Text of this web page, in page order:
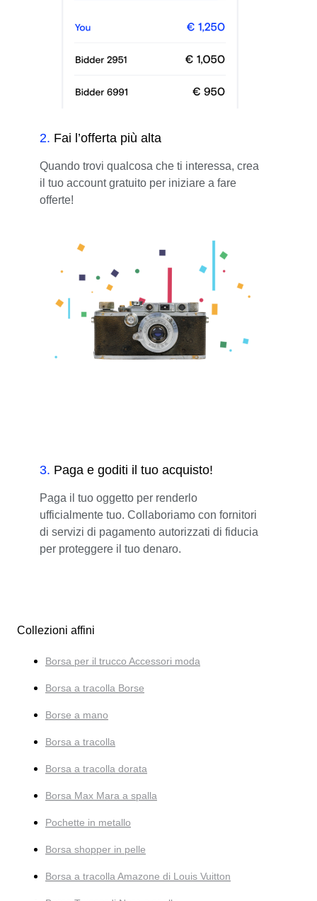
2. Fai l’offerta più alta
Quando trovi qualcosa che ti interessa, crea
il tuo account gratuito per iniziare a fare
offerte!
3. Paga e goditi il tuo acquisto!
Paga il tuo oggetto per renderlo
ufficialmente tuo. Collaboriamo con fornitori
di servizi di pagamento autorizzati di fiducia
per proteggere il tuo denaro.
Collezioni affini
Borsa per il trucco Accessori moda
Borsa a tracolla Borse
Borse a mano
Borsa a tracolla
Borsa a tracolla dorata
Borsa Max Mara a spalla
Pochette in metallo
Borsa shopper in pelle
Borsa a tracolla Amazone di Louis Vuitton